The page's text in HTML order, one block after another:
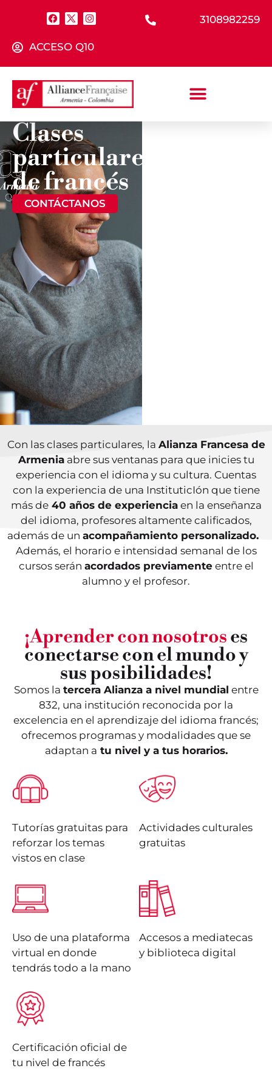
3108982259
ACCESO Q10
Clases
particulares
de francés
CONTÁCTANOS
Con las clases particulares, la Alianza Francesa de
Armeniaabre sus ventanas para que inicies tu
experiencia con el idioma y su cultura. Cuentas
con la experiencia de una InstituticIón que tiene
más de40 años de experienciaen la enseñanza
del idioma, profesores altamente calificados,
además de un acompañamiento personalizado.
Además, el horario e intensidad semanal de los
cursos serán acordados previamenteentre el
alumno y el profesor.
¡Aprender con nosotroses
conectarse con el mundo y
sus posibilidades!
Somos la tercera Alianza a nivel mundial entre
832, una institución reconocida por la
excelencia en el aprendizaje del idioma francés;
ofrecemos programas y modalidades que se
adaptan a tu nivel y a tus horarios.
Tutorías gratuitas para
reforzar los temas
vistos en clase
Actividades culturales
gratuitas
Uso de una plataforma
virtual en donde
tendrás todo a la mano
Accesos a mediatecas
y biblioteca digital
Certificación oficial de
tu nivel de francés